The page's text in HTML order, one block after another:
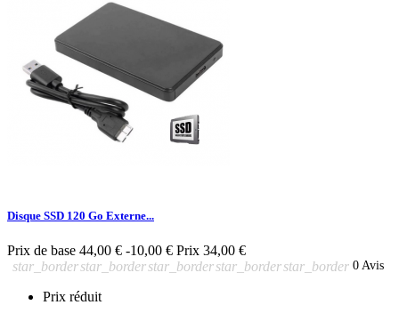
Disque SSD 120 Go Externe...
Prix de base 44,00 € -10,00 € Prix 34,00 €
star_borderstar_borderstar_borderstar_borderstar_border 0 Avis
Prix réduit